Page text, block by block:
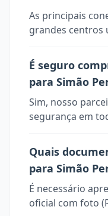
As principais
grandes centros
É seguro
para Simão
Sim, nosso
segurança em
Quais
para Simão
É necessário
oficial com foto